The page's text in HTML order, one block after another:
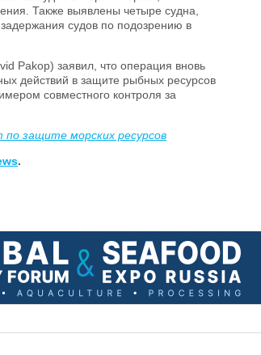
Также выявлены четыре судна,
судов по подозрению в
Pakop) заявил, что операция вновь
действий в защите рыбных ресурсов
совместного контроля за
защите морских ресурсов
.